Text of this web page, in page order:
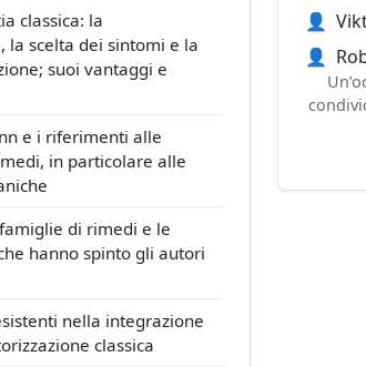
classica: la
la scelta dei sintomi e la
suoi vantaggi e
e i riferimenti alle
in particolare alle
di rimedi e le
hanno spinto gli autori
nella integrazione
classica
👤
👤